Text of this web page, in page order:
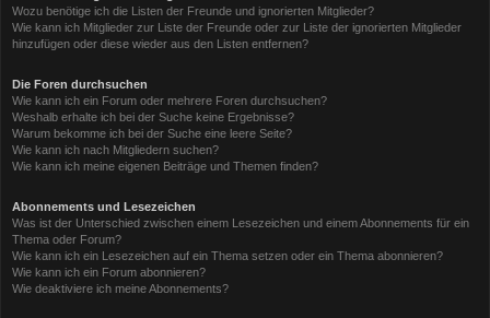
Wozu benötige ich die Listen der Freunde und ignorierten Mitglieder?
Wie kann ich Mitglieder zur Liste der Freunde oder zur Liste der ignorierten Mitglieder
hinzufügen oder diese wieder aus den Listen entfernen?
Die Foren durchsuchen
Wie kann ich ein Forum oder mehrere Foren durchsuchen?
Weshalb erhalte ich bei der Suche keine Ergebnisse?
Warum bekomme ich bei der Suche eine leere Seite?
Wie kann ich nach Mitgliedern suchen?
Wie kann ich meine eigenen Beiträge und Themen finden?
Abonnements und Lesezeichen
Was ist der Unterschied zwischen einem Lesezeichen und einem Abonnements für ein
Thema oder Forum?
Wie kann ich ein Lesezeichen auf ein Thema setzen oder ein Thema abonnieren?
Wie kann ich ein Forum abonnieren?
Wie deaktiviere ich meine Abonnements?